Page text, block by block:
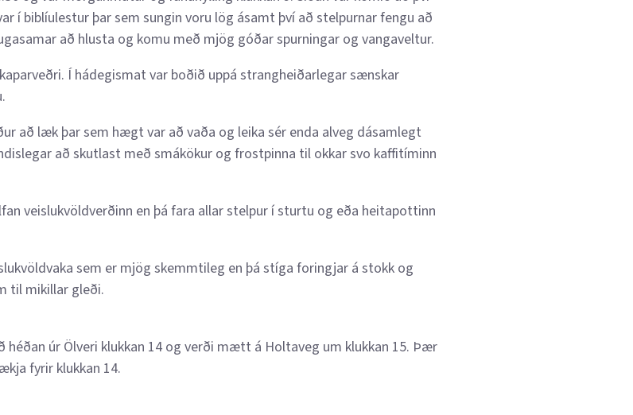
í biblíulestur þar sem sungin voru lög ásamt því að stelpurnar fengu að
að hlusta og komu með mjög góðar spurningar og vangaveltur.
Í hádegismat var boðið uppá strangheiðarlegar sænskar
að læk þar sem hægt var að vaða og leika sér enda alveg dásamlegt
að skutlast með smákökur og frostpinna til okkar svo kaffitíminn
veislukvöldverðinn en þá fara allar stelpur í sturtu og eða heitapottinn
sem er mjög skemmtileg en þá stíga foringjar á stokk og
til mikillar gleði.
úr Ölveri klukkan 14 og verði mætt á Holtaveg um klukkan 15. Þær
fyrir klukkan 14.